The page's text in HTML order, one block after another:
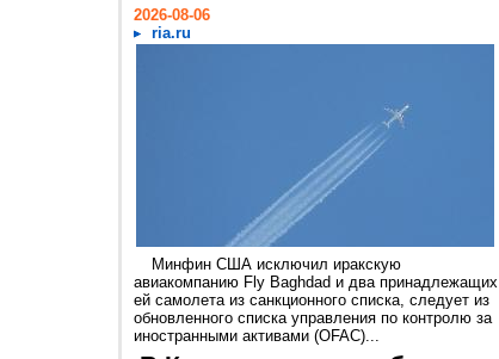
2026-08-06
ria.ru
Минфин США исключил иракскую
авиакомпанию Fly Baghdad и два принадлежащих
ей самолета из санкционного списка, следует из
обновленного списка управления по контролю за
иностранными активами (OFAC)...